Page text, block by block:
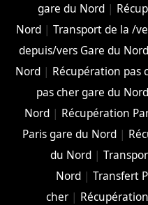
gare du Nord|
Nord| Transport de la /
depuis/vers Gare du Nord
Nord | Récupération pas
pas cher gare du Nord
Nord | Récupération
Paris gare du Nord|
du Nord |
Nord |Transfert
cher |